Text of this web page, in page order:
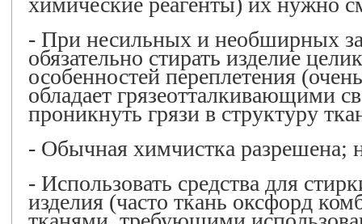
- При несильных и необширных
обязательно стирать изделие
особенностей переплетения
обладает грязеотталкивающими
проникнуть грязи в структуру
- Обычная химчистка разрешена;
- Использовать средства для
изделия (часто ткань оксфорд